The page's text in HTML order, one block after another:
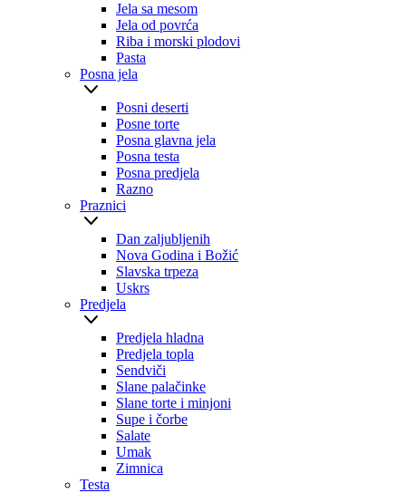
Jela sa mesom
Jela od povrća
Riba i morski plodovi
Pasta
Posna jela
Posni deserti
Posne torte
Posna glavna jela
Posna testa
Posna predjela
Razno
Praznici
Dan zaljubljenih
Nova Godina i Božić
Slavska trpeza
Uskrs
Predjela
Predjela hladna
Predjela topla
Sendviči
Slane palačinke
Slane torte i minjoni
Supe i čorbe
Salate
Umak
Zimnica
Testa